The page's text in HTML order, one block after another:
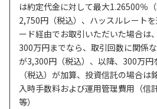
は約定代金に対して最大1.26500％
2,750円（税込）、ハッスルレート
ード経由でお取引いただいた場合は
300万円までなら、取引回数に関係
が3,300円（税込）、以降、300万
（税込）が加算、投資信託の場合
入時手数料および運用管理費用（信
等）